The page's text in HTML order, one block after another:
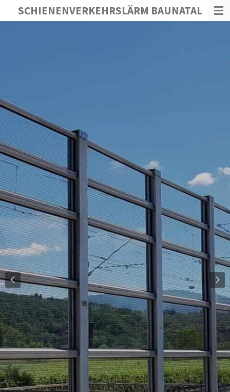
Zum
Hauptinhalt
SCHIENENVERKEHRSLÄRM BAUNATAL